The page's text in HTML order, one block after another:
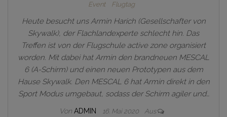
Event Flugtag
Heute besucht uns Armin Harich (Gesellschafter von
Skywalk), der Flachlandexperte schlecht hin. Das
Treffen ist von der Flugschule active zone organisiert
worden. Mit dabei hat Armin den brandneuen MESCAL
6 (A-Schirm) und einen neuen Prototypen aus dem
Hause Skywalk. Den MESCAL 6 hat Armin direkt in den
Sport Modus umgebaut, sodass der Schirm agiler und…
Von ADMIN 16. Mai 2020 Aus